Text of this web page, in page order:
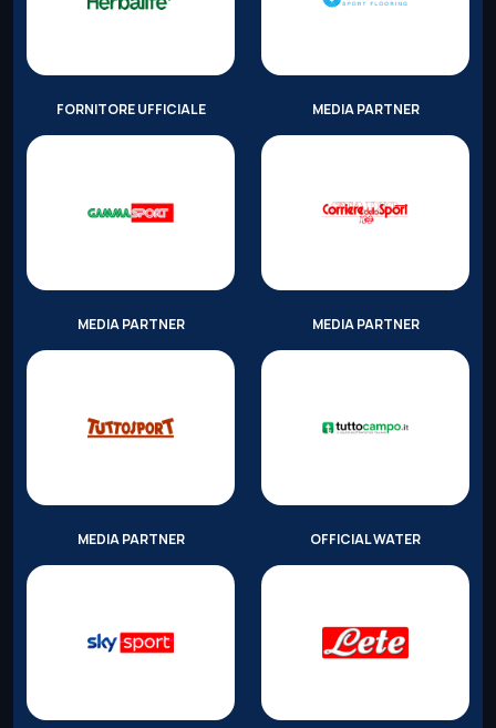
FORNITORE UFFICIALE MEDIA PARTNER
MEDIA PARTNER MEDIA PARTNER
MEDIA PARTNER OFFICIAL WATER